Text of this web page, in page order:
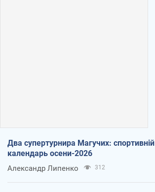
Два супертурнира Магучих: спортивній
календарь осени-2026
Александр Липенко 312